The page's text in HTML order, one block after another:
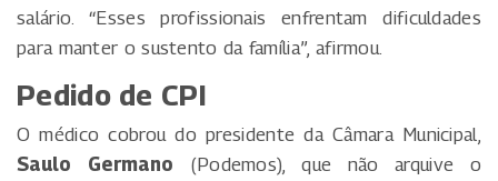
salário. “Esses profissionais enfrentam dificuldades
para manter o sustento da família”, afirmou.
Pedido de CPI
O médico cobrou do presidente da Câmara Municipal,
Saulo Germano (Podemos), que não arquive o